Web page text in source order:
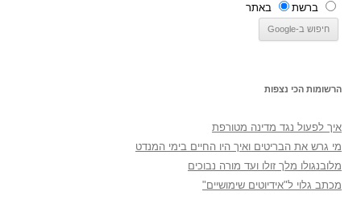
ברשת באתר
הרשומות הכי נצפות
איך לפעול נגד מדינה מטורפת
מי גרש את הבריטים ואיך היו החיים בימי המנדט
מלובנגולו מלך זולו ועד מורה נבוכים
מכתב גלוי ל"אידיוטים שימושיים"